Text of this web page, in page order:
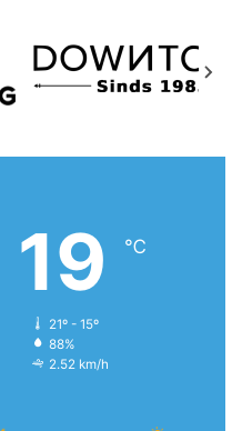
19 ℃
21º - 15º
88%
2.52 km/h